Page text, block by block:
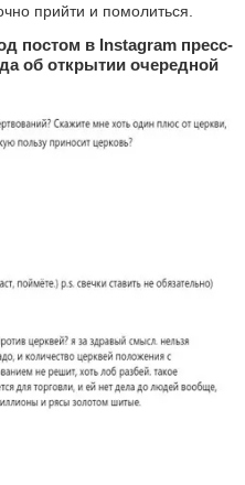
прийти и помолиться.
постом в Instagram пресс-
об открытии очередной